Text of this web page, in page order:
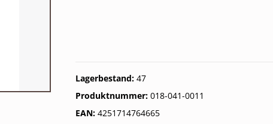
Lagerbestand: 47
Produktnummer: 018-041-0011
EAN: 4251714764665